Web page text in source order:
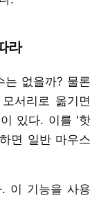
라
는 없을까? 물론
서리로 옮기면
있다. 이를 '핫
면 일반 마우스
이 기능을 사용